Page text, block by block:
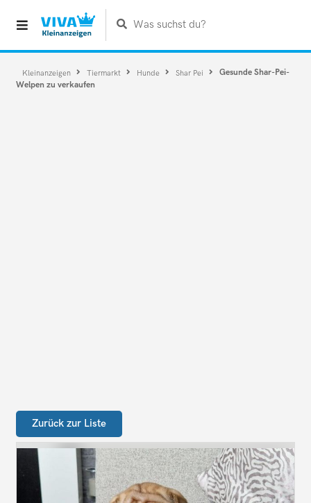
Was suchst du?
Kleinanzeigen Tiermarkt Hunde Shar Pei
Gesunde Shar-Pei-
Welpen zu verkaufen
Zurück zur Liste